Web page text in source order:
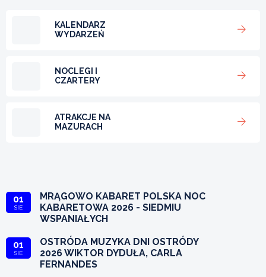
KALENDARZ
WYDARZEŃ
NOCLEGI I
CZARTERY
ATRAKCJE NA
MAZURACH
01
SIE
MRĄGOWO KABARET POLSKA NOC
KABARETOWA 2026 - SIEDMIU
WSPANIAŁYCH
01
SIE
OSTRÓDA MUZYKA DNI OSTRÓDY
2026 WIKTOR DYDUŁA, CARLA
FERNANDES